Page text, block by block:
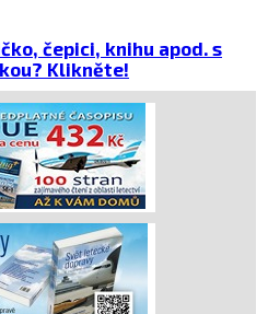
čepici, knihu apod. s
Klikněte!